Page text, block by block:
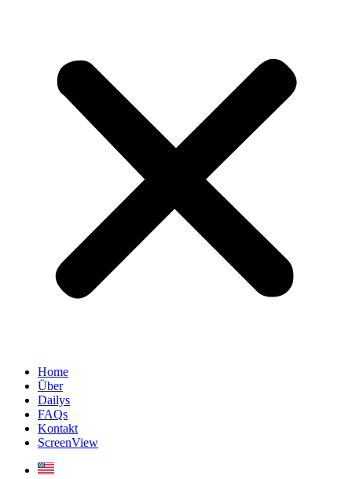
Home
Über
Dailys
FAQs
Kontakt
ScreenView